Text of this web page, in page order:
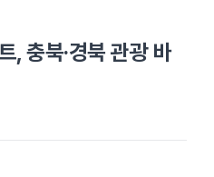
, 충북·경북 관광 바